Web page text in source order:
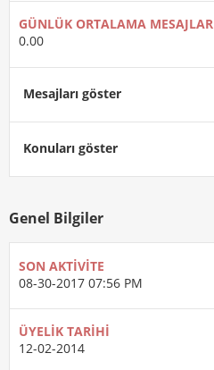
GÜNLÜK ORTALAMA MESAJLAR
0.00
Mesajları göster
Konuları göster
Genel Bilgiler
SON AKTIVITE
08-30-2017 07:56 PM
ÜYELIK TARIHI
12-02-2014